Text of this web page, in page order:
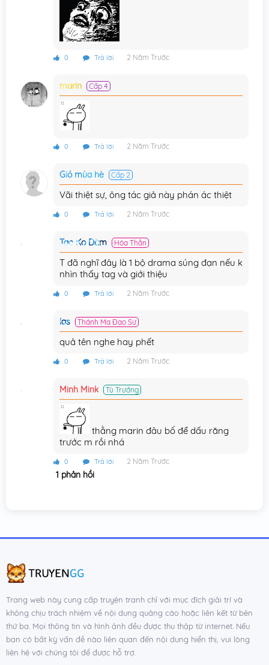
0 Trả lời 2 Năm Trước
marin Cấp 4
0 Trả lời 2 Năm Trước
Gió mùa hè Cấp 2
Vãi thiệt sự, ông tác giả này phán ác thiệt
0 Trả lời 2 Năm Trước
Tao Ko Dâm Hóa Thần
T đã nghĩ đây là 1 bộ drama súng đạn nếu k
nhìn thấy tag và giới thiệu
0 Trả lời 2 Năm Trước
las Thánh Ma Đạo Sư
quả tên nghe hay phết
0 Trả lời 2 Năm Trước
Minh Mink Tù Trưởng
thằng marin đâu bố để dấu răng
trước m rồi nhá
0 Trả lời 2 Năm Trước
1 phản hồi
Trang web này cung cấp truyện tranh chỉ với mục đích giải trí và
không chịu trách nhiệm về nội dung quảng cáo hoặc liên kết từ bên
thứ ba. Mọi thông tin và hình ảnh đều được thu thập từ internet. Nếu
bạn có bất kỳ vấn đề nào liên quan đến nội dung hiển thị, vui lòng
liên hệ với chúng tôi để được hỗ trợ.